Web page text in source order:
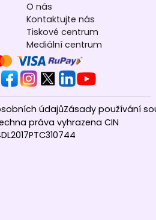
O nás
Kontaktujte nás
Tiskové centrum
Mediální centrum
práva vyhrazena CIN
údajůZásady používání